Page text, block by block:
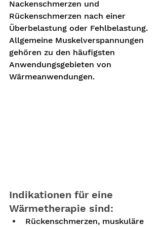
Nackenschmerzen und
Rückenschmerzen nach einer
Überbelastung oder Fehlbelastung.
Allgemeine Muskelverspannungen
gehören zu den häufigsten
Anwendungsgebieten von
Wärmeanwendungen.
Indikationen für eine
Wärmetherapie sind:
Rückenschmerzen, muskuläre